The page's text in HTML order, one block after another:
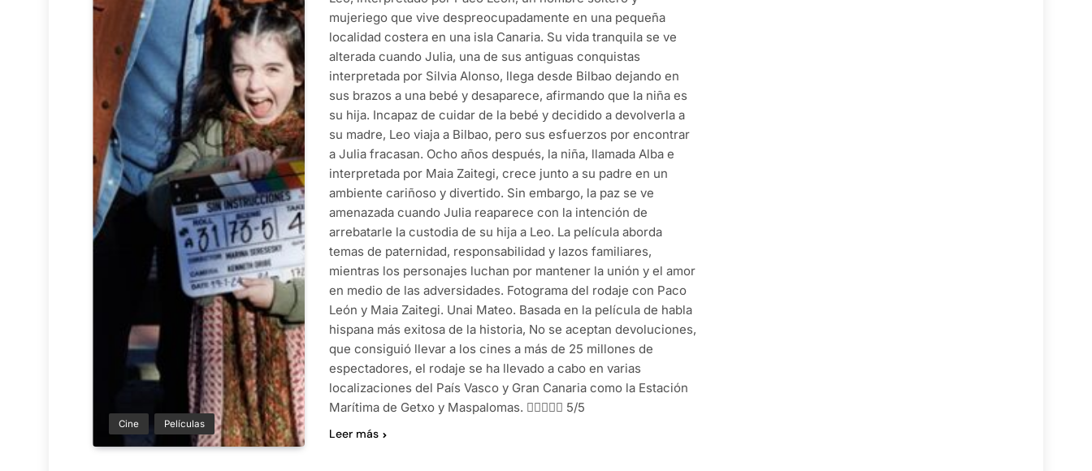
Cine Películas
mujeriego que vive despreocupadamente en una pequeña
localidad costera en una isla Canaria. Su vida tranquila se ve
alterada cuando Julia, una de sus antiguas conquistas
interpretada por Silvia Alonso, llega desde Bilbao dejando en
sus brazos a una bebé y desaparece, afirmando que la niña es
su hija. Incapaz de cuidar de la bebé y decidido a devolverla a
su madre, Leo viaja a Bilbao, pero sus esfuerzos por encontrar
a Julia fracasan. Ocho años después, la niña, llamada Alba e
interpretada por Maia Zaitegi, crece junto a su padre en un
ambiente cariñoso y divertido. Sin embargo, la paz se ve
amenazada cuando Julia reaparece con la intención de
arrebatarle la custodia de su hija a Leo. La película aborda
temas de paternidad, responsabilidad y lazos familiares,
mientras los personajes luchan por mantener la unión y el amor
en medio de las adversidades. Fotograma del rodaje con Paco
León y Maia Zaitegi. Unai Mateo. Basada en la película de habla
hispana más exitosa de la historia, No se aceptan devoluciones,
que consiguió llevar a los cines a más de 25 millones de
espectadores, el rodaje se ha llevado a cabo en varias
localizaciones del País Vasco y Gran Canaria como la Estación
Marítima de Getxo y Maspalomas.  5/5
Leer más